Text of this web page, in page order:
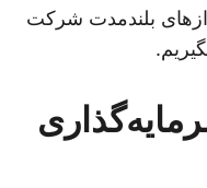
بلندمدت شرکت